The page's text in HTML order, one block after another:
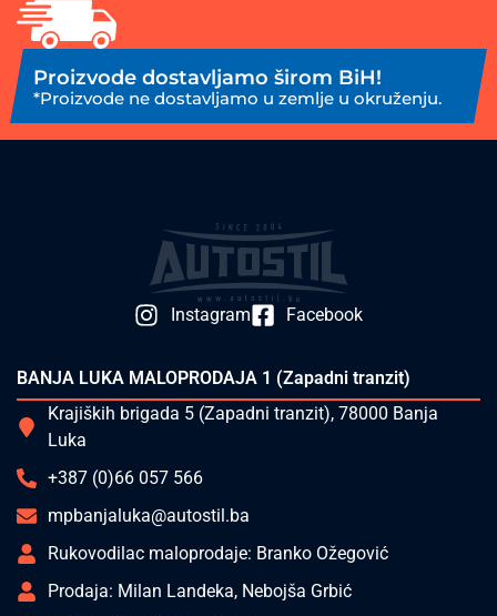
Proizvode dostavljamo širom BiH!
*Proizvode ne dostavljamo u zemlje u okruženju.
Instagram Facebook
BANJA LUKA MALOPRODAJA 1 (Zapadni tranzit)
Krajiških brigada 5 (Zapadni tranzit), 78000 Banja
Luka
+387 (0)66 057 566
mpbanjaluka@autostil.ba
Rukovodilac maloprodaje: Branko Ožegović
Prodaja: Milan Landeka, Nebojša Grbić